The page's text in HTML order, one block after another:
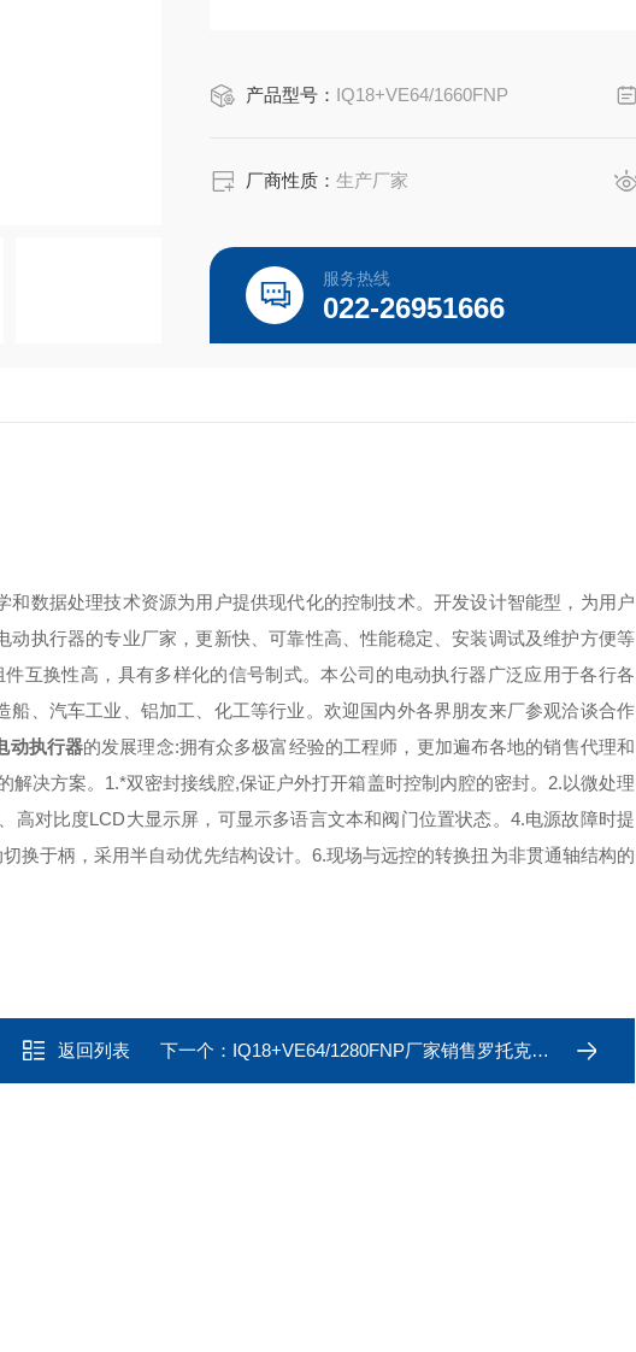
产品型号： IQ18+VE64/1660FNP
厂商性质：生产厂家
服务热线
022-26951666
数据处理技术资源为用户提供现代化的控制技术。开发设计智能型，为用户
执行器的专业厂家，更新快、可靠性高、性能稳定、安装调试及维护方便等
互换性高，具有多样化的信号制式。本公司的电动执行器广泛应用于各行各
、汽车工业、铝加工、化工等行业。欢迎国内外各界朋友来厂参观洽谈合作
动执行器的发展理念:拥有众多极富经验的工程师，更加遍布各地的销售代理和
决方案。1.*双密封接线腔,保证户外打开箱盖时控制内腔的密封。2.以微处理
高对比度LCD大显示屏，可显示多语言文本和阀门位置状态。4.电源故障时提
换于柄，采用半自动优先结构设计。6.现场与远控的转换扭为非贯通轴结构的
返回列表 下一个： IQ18+VE64/1280FNP厂家销售罗托克电子式铝合金电动执行器